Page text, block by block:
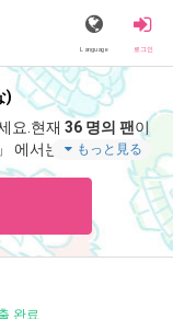
Language 로그인
)
요. 현재 36 명의 팬 이
」 에서는 「 7月アゲた
즐기실 수 있습니다.
もっと見る
완료